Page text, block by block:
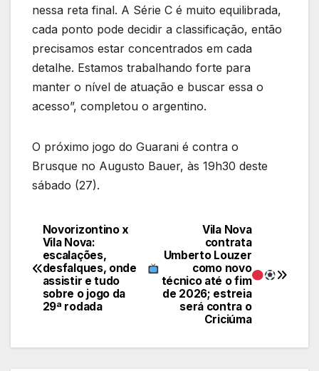
nessa reta final. A Série C é muito equilibrada,
cada ponto pode decidir a classificação, então
precisamos estar concentrados em cada
detalhe. Estamos trabalhando forte para
manter o nível de atuação e buscar essa o
acesso”, completou o argentino.
O próximo jogo do Guarani é contra o
Brusque no Augusto Bauer, às 19h30 deste
sábado (27).
Navegação
de
Post
Vila Nova
contrata
Umberto Louzer
como novo
técnico até o fim
de 2026; estreia
será contra o
Criciúma
Novorizontino x
Vila Nova:
escalações,
desfalques, onde
assistir e tudo
sobre o jogo da
29ª rodada